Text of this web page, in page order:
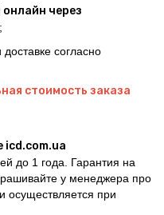
через
;
доставке согласно
стоимость заказа
icd.com.ua
до 1 года. Гарантия на
у менеджера про
осуществляется при